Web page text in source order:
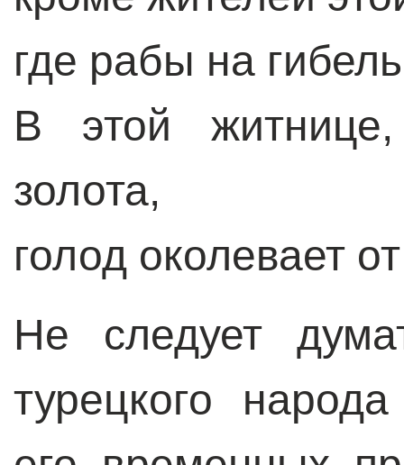
где рабы на
В этой
золота,
голод околевает
Не следует
турецкого